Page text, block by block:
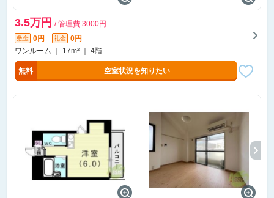
3.5万円 / 管理費 3000円
敷金 0円 礼金
0円
ワンルーム ｜ 17m² ｜ 4階
無料 空室状況を知りたい